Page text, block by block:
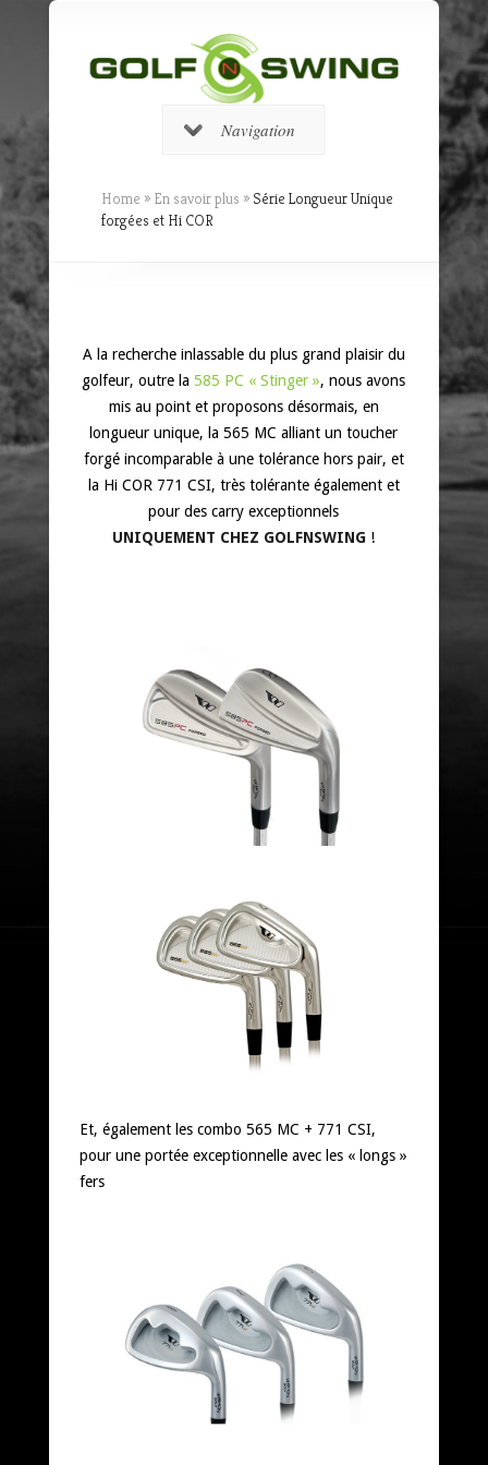
Navigation
Home » En savoir plus »Série Longueur Unique
forgées et Hi COR
A la recherche inlassable du plus grand plaisir du
golfeur, outre la585 PC « Stinger », nous avons
mis au point et proposons désormais, en
longueur unique, la 565 MC alliant un toucher
forgé incomparable à une tolérance hors pair, et
la Hi COR 771 CSI, très tolérante également et
pour des carry exceptionnels
UNIQUEMENT CHEZ GOLFNSWING !
Et, également les combo 565 MC + 771 CSI,
pour une portée exceptionnelle avec les « longs »
fers